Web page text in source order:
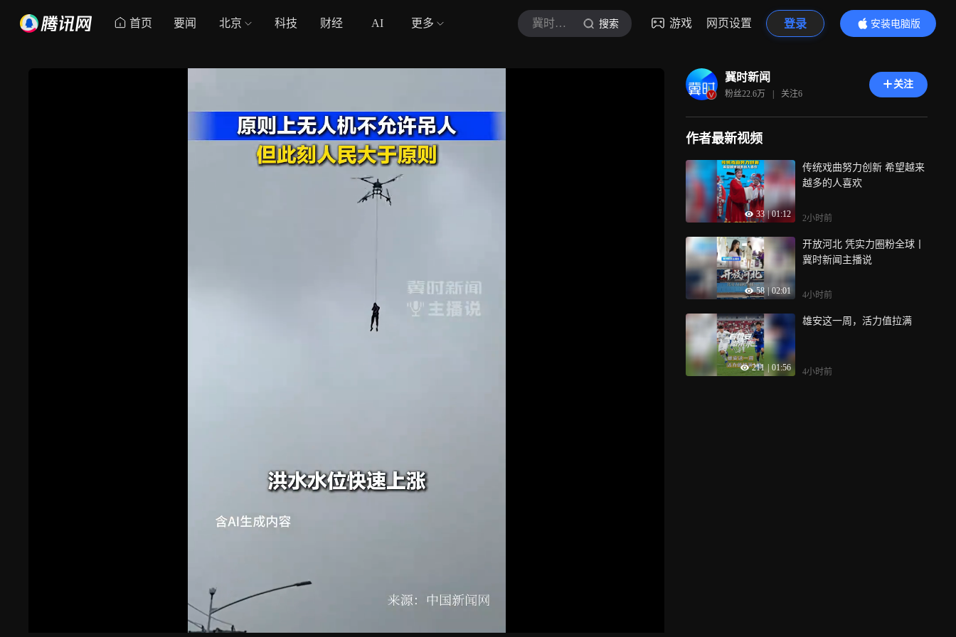
首页 要闻 北京 科技 财经 AI 更多 冀时新闻 搜索 游戏 网页设置 登录
安装电脑版
内容更精彩
冀时新闻
粉丝22.6万 | 关注6
关注
作者最新视频
33 | 01:12
传统戏曲努力创新 希望越来
越多的人喜欢
2小时前
58 | 02:01
开放河北 凭实力圈粉全球丨
冀时新闻主播说
4小时前
211 01:56
雄安这一周，活力值拉满
4小时前